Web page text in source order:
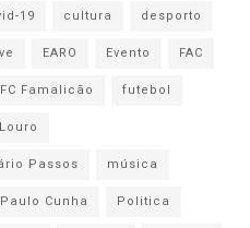
19 cultura
desporto
EARO Evento
FAC
FC Famalicão
futebol
Louro
Passos
música
Paulo Cunha
Politica